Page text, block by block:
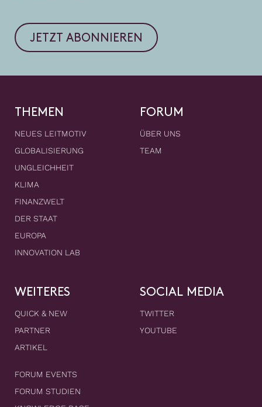
JETZT ABONNIEREN
THEMEN
NEUES LEITMOTIV
GLOBALISIERUNG
UNGLEICHHEIT
KLIMA
FINANZWELT
DER STAAT
EUROPA
INNOVATION LAB
FORUM
ÜBER UNS
TEAM
WEITERES
QUICK & NEW
PARTNER
ARTIKEL
FORUM EVENTS
FORUM STUDIEN
SOCIAL MEDIA
TWITTER
YOUTUBE